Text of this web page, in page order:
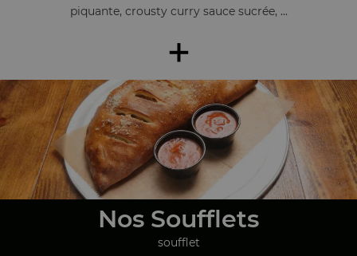
piquante, crousty curry sauce sucrée, ...
+
Nos Soufflets
soufflet